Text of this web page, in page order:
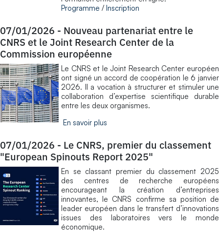
Programme /Inscription
07/01/2026 - Nouveau partenariat entre le
CNRS et le Joint Research Center de la
Commission européenne
Le CNRS et le Joint Research Center européen
ont signé un accord de coopération le 6 janvier
2026. Il a vocation à structurer et stimuler une
collaboration d’expertise scientifique durable
entre les deux organismes.
En savoir plus
07/01/2026 - Le CNRS, premier du classement
"European Spinouts Report 2025"
En se classant premier du classement 2025
des centres de recherche européens
encourageant la création d’entreprises
innovantes, le CNRS confirme sa position de
leader européen dans le transfert d’innovations
issues des laboratoires vers le monde
économique.